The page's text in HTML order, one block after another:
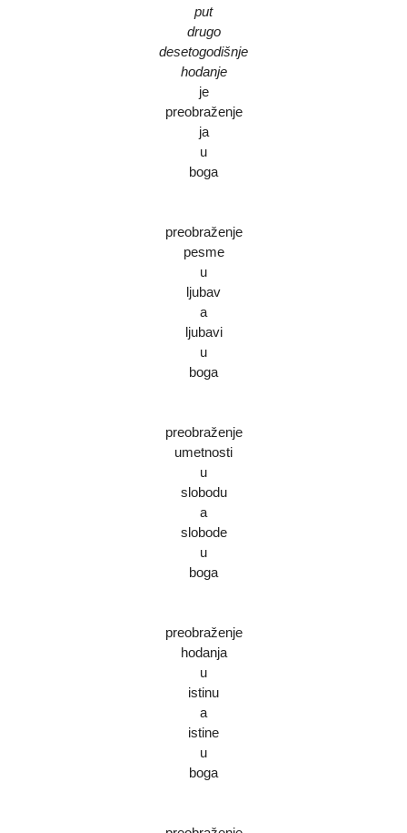
put
drugo
desetogodišnje
hodanje
je
preobraženje
ja
u
boga
preobraženje
pesme
u
ljubav
a
ljubavi
u
boga
preobraženje
umetnosti
u
slobodu
a
slobode
u
boga
preobraženje
hodanja
u
istinu
a
istine
u
boga